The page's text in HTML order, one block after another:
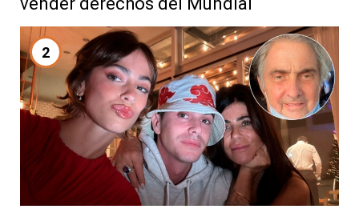
2